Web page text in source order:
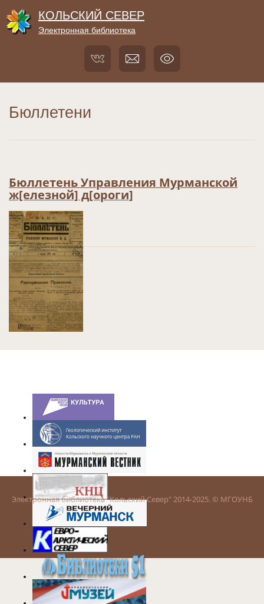
КОЛЬСКИЙ СЕВЕР
Электронная библиотека
Бюллетени
Бюллетень Управления Мурманской
ж[елезной] д[ороги]
Электронная библиотека "Кольский Север" 2014-2025. © МГОУНБ